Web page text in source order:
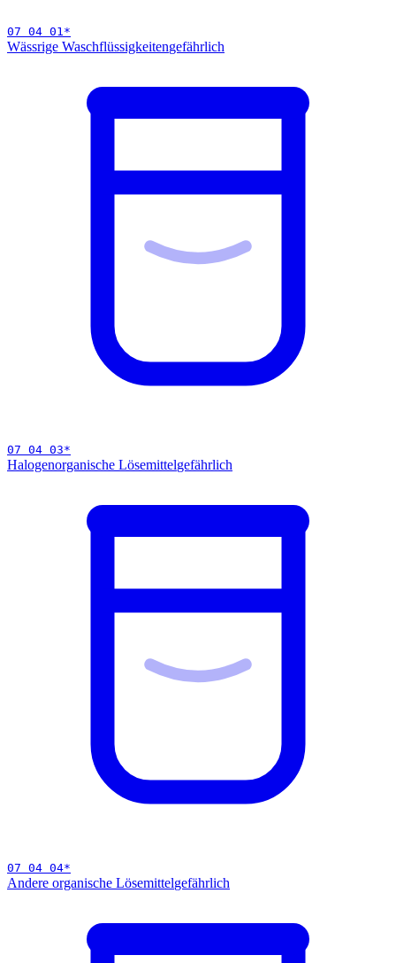
07 04 01 *
Wässrige Waschflüssigkeitengefährlich
07 04 03*
Halogenorganische Lösemittelgefährlich
07 04 04*
Andere organische Lösemittelgefährlich